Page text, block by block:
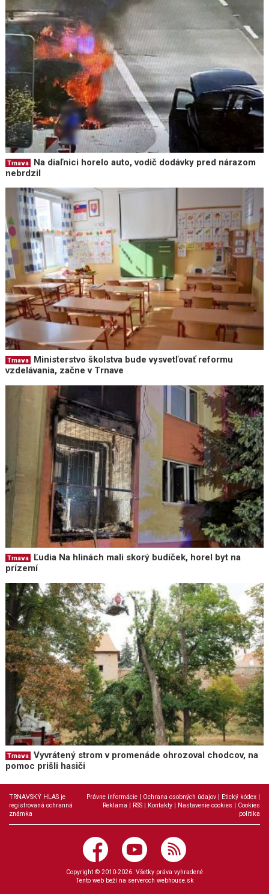
Trnava
Na diaľnici horelo auto, vodič dodávky pred nárazom
nebrdzil
Trnava
Ministerstvo školstva bude vysvetľovať reformu
vzdelávania, začne v Trnave
Trnava
Ľudia Na hlinách mali skorý budíček, horel byt na
prízemí
Trnava
Vyvrátený strom v promenáde ohrozoval chodcov, na
pomoc prišli hasiči
TRNAVSKÝ HLAS je
registrovaná ochranná
známka
Právne informácie Ochrana osobných údajov Etický kódex
Reklama
RSS Kontakty Nastavenie cookies
Cookies
politika
Copyright © 2010-2026. Všetky práva vyhradené
Tento web beží na serveroch webhouse.sk